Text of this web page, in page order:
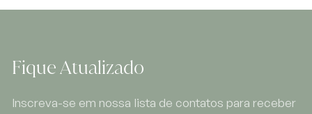
Fique Atualizado
Inscreva-se em nossa lista de contatos para receber